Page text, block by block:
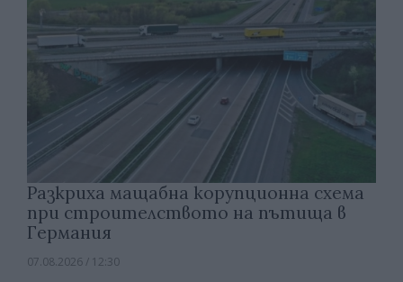
Разкриха мащабна корупционна схема
при строителството на пътища в
Германия
07.08.2026 / 12:30